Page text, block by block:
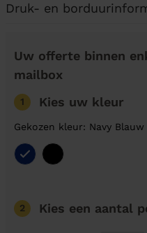
Druk- en
Uw offerte binnen
mailbox
1 Kies uw kleur
Gekozen kleur: Navy
2 Kies een aantal